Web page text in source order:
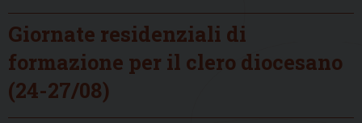
Giornate residenziali di
formazione per il clero diocesano
(24-27/08)